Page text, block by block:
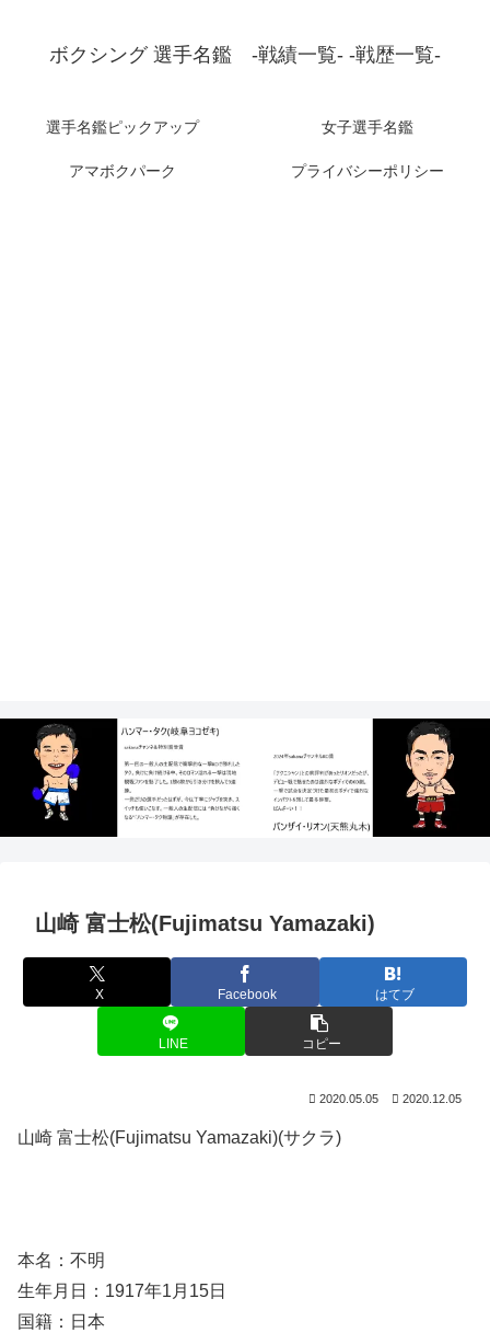
ボクシング 選手名鑑 -戦績一覧- -戦歴一覧-
選手名鑑ピックアップ 女子選手名鑑
アマボクパーク プライバシーポリシー
山崎 富士松(Fujimatsu Yamazaki)
X Facebook はてブ
LINE コピー
2020.05.05 2020.12.05
山崎 富士松(Fujimatsu Yamazaki)(サクラ)
本名：不明
生年月日：1917年1月15日
国籍：日本